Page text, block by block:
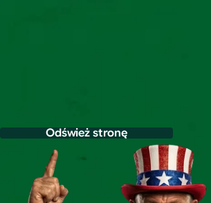
Odśwież stronę